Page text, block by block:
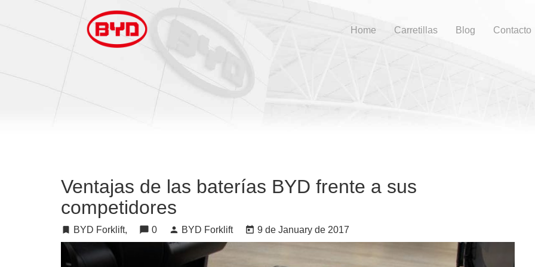
Home Carretillas Blog Contacto
Ventajas de las baterías BYD frente a sus
competidores
turned_in BYD Forklift, chat_bubble 0 person BYD Forklift today 9 de January de 2017